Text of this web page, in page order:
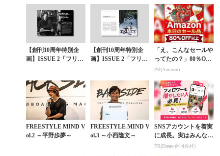
章〉ライディン...
章〉フリースタ...
【創刊10周年特別企
画】ISSUE 2「フリー
章〉幼少期に育...
【創刊10周年特別企
画】ISSUE 2「フリー
章〉ライディン...
「え、こんなセールや
ってたの？」80％OFF
以上が続々登場！Am
PR(Amazon)
FREESTYLE MIND V
ol.2 ～平野歩夢～
FREESTYLE MIND V
ol.3 ～小西隆文～
SNSアカウントを着実
に成長。実はみんなコ
コ使ってます。
PR(Dreaw合同会社)